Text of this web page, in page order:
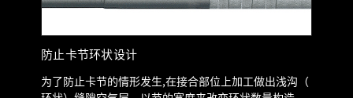
防止卡节环状设计
为了防止卡节的情形发生,在接合部位上加工做出浅沟（